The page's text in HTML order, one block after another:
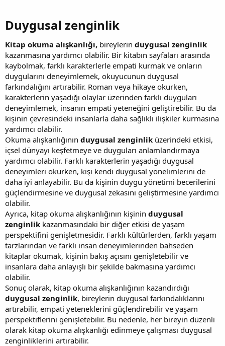
Duygusal zenginlik​
Kitap okuma alışkanlığı, bireylerin duygusal zenginlik
kazanmasına yardımcı olabilir. Bir kitabın sayfaları arasında
kaybolmak, farklı karakterlerle empati kurmak ve onların
duygularını deneyimlemek, okuyucunun duygusal
farkındalığını artırabilir. Roman veya hikaye okurken,
karakterlerin yaşadığı olaylar üzerinden farklı duyguları
deneyimlemek, insanın empati yeteneğini geliştirebilir. Bu da
kişinin çevresindeki insanlarla daha sağlıklı ilişkiler kurmasına
yardımcı olabilir.
Okuma alışkanlığının duygusal zenginlik üzerindeki etkisi,
içsel dünyayı keşfetmeye ve duyguları anlamlandırmaya
yardımcı olabilir. Farklı karakterlerin yaşadığı duygusal
deneyimleri okurken, kişi kendi duygusal yönelimlerini de
daha iyi anlayabilir. Bu da kişinin duygu yönetimi becerilerini
güçlendirmesine ve duygusal zekasını geliştirmesine yardımcı
olabilir.
Ayrıca, kitap okuma alışkanlığının kişinin duygusal
zenginlik kazanmasındaki bir diğer etkisi de yaşam
perspektifini genişletmesidir. Farklı kültürlerden, farklı yaşam
tarzlarından ve farklı insan deneyimlerinden bahseden
kitaplar okumak, kişinin bakış açısını genişletebilir ve
insanlara daha anlayışlı bir şekilde bakmasına yardımcı
olabilir.
Sonuç olarak, kitap okuma alışkanlığının kazandırdığı
duygusal zenginlik, bireylerin duygusal farkındalıklarını
artırabilir, empati yeteneklerini güçlendirebilir ve yaşam
perspektiflerini genişletebilir. Bu nedenle, her bireyin düzenli
olarak kitap okuma alışkanlığı edinmeye çalışması duygusal
zenginliklerini artırabilir.